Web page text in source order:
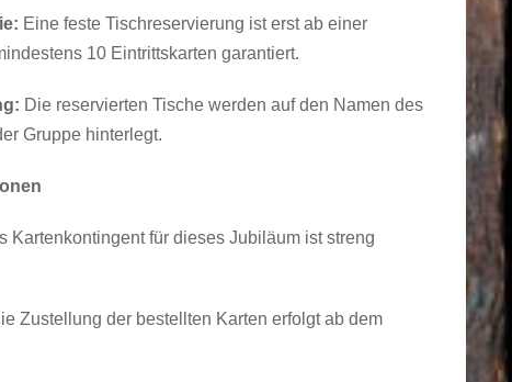
Eine feste Tischreservierung ist erst ab einer
10 Eintrittskarten garantiert.
Die reservierten Tische werden auf den Namen des
Gruppe hinterlegt.
Kartenkontingent für dieses Jubiläum ist streng
Zustellung der bestellten Karten erfolgt ab dem